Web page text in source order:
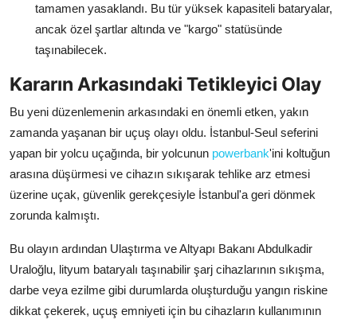
tamamen yasaklandı. Bu tür yüksek kapasiteli bataryalar,
ancak özel şartlar altında ve "kargo" statüsünde
taşınabilecek.
Kararın Arkasındaki Tetikleyici Olay
Bu yeni düzenlemenin arkasındaki en önemli etken, yakın
zamanda yaşanan bir uçuş olayı oldu. İstanbul-Seul seferini
yapan bir yolcu uçağında, bir yolcunun powerbank'ini koltuğun
arasına düşürmesi ve cihazın sıkışarak tehlike arz etmesi
üzerine uçak, güvenlik gerekçesiyle İstanbul'a geri dönmek
zorunda kalmıştı.
Bu olayın ardından Ulaştırma ve Altyapı Bakanı Abdulkadir
Uraloğlu, lityum bataryalı taşınabilir şarj cihazlarının sıkışma,
darbe veya ezilme gibi durumlarda oluşturduğu yangın riskine
dikkat çekerek, uçuş emniyeti için bu cihazların kullanımının